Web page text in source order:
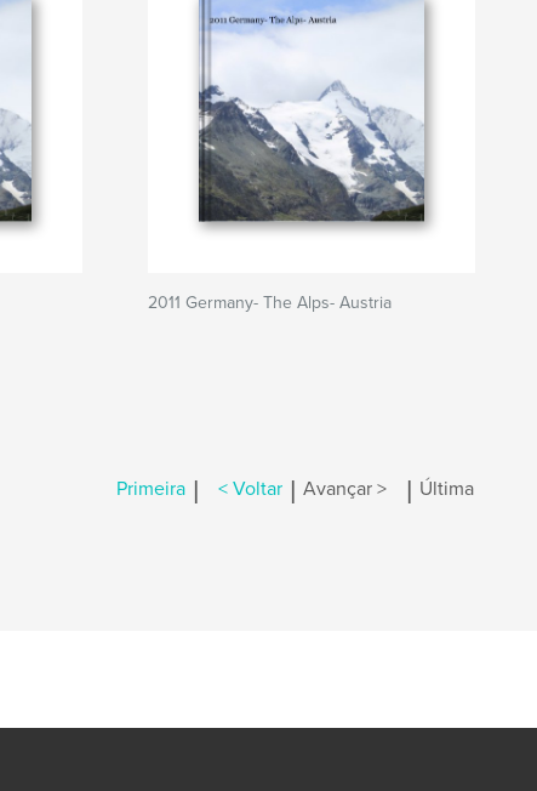
2011 Germany- The Alps- Austria
Primeira | < Voltar | Avançar > | Última